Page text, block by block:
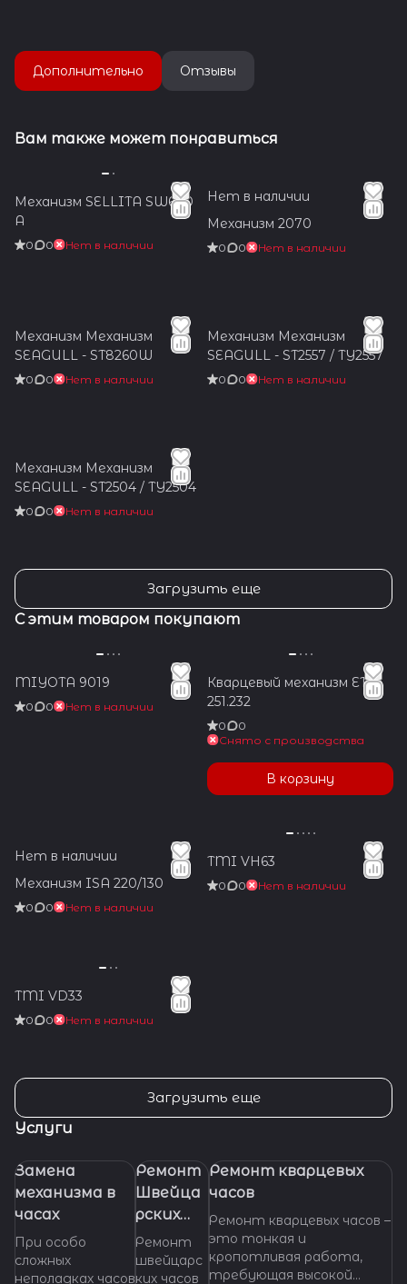
Дополнительно Отзывы
Вам также может понравиться
Механизм SELLITA SW600
A
0 0 Нет в наличии
Нет в наличии
Механизм 2070
0 0 Нет в наличии
Механизм Механизм
SEAGULL - ST8260W
0 0 Нет в наличии
Механизм Механизм
SEAGULL - ST2557 / TY2557
0 0 Нет в наличии
Механизм Механизм
SEAGULL - ST2504 / TY2504
0 0 Нет в наличии
Загрузить еще
С этим товаром покупают
MIYOTA 9019
0 0 Нет в наличии
Кварцевый механизм ETA
251.232
0
0
Снято с производства
В корзину
Нет в наличии
Механизм ISA 220/130
0 0 Нет в наличии
TMI VH63
0 0 Нет в наличии
TMI VD33
0 0 Нет в наличии
Загрузить еще
Услуги
Замена
механизма в
часах
При особо
сложных
неполадках часов
Ремонт
Швейца
рских
часов
Ремонт
швейцарс
ких часов
Ремонт кварцевых
часов
Ремонт кварцевых часов –
это тонкая и
кропотливая работа,
требующая высокой